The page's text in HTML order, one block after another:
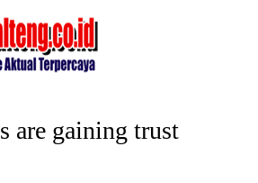
are gaining trust